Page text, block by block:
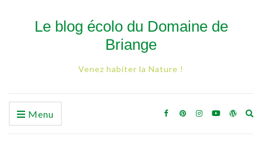
Le blog écolo du Domaine de
Briange
Venez habiter la Nature !
Menu